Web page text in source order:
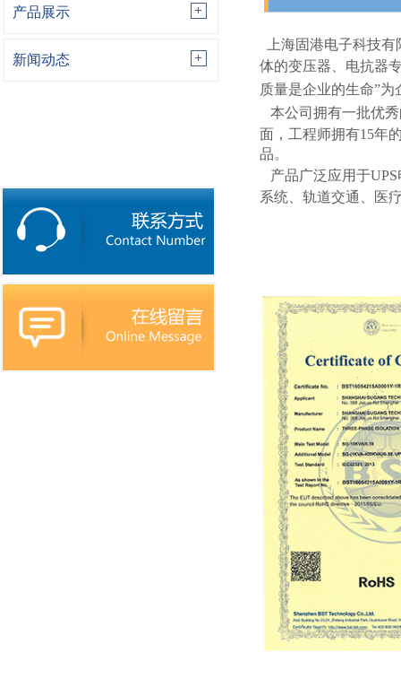
产品展示
新闻动态
上海固港电子科技
体的变压器、电抗器
质量是企业的生命”
本公司拥有一批优
面，工程师拥有15年
品。
产品广泛应用于UPS
系统、轨道交通、医